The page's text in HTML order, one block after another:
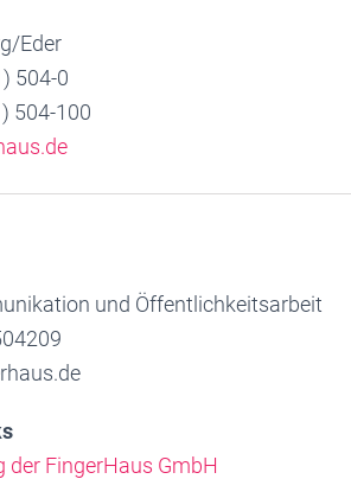
Eder
504-0
504-100
und Öffentlichkeitsarbeit
der FingerHaus GmbH